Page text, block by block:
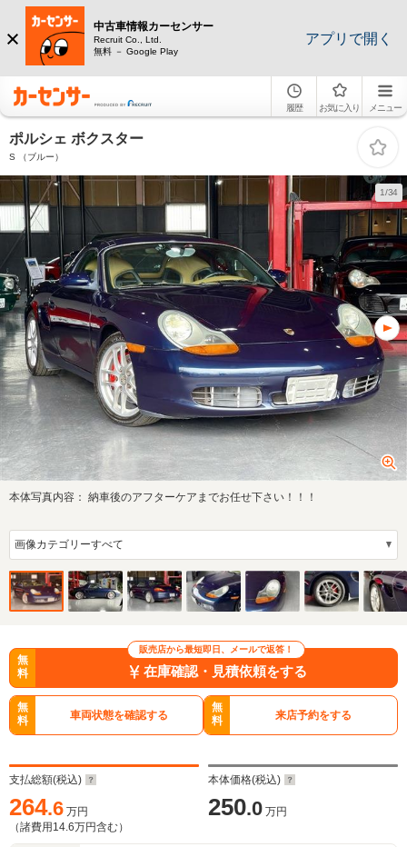
中古車情報カーセンサー
Recruit Co., Ltd.
無料 － Google Play
アプリで開く
履歴 お気に入り メニュー
ポルシェ ボクスター
S （ブルー）
1/34
本体写真内容： 納車後のアフターケアまでお任せ下さい！！！
販売店から最短即日、メールで返答！
無
料
在庫確認・見積依頼をする
無
料
車両状態を確認する
無
料
来店予約をする
支払総額(税込)
264.6 万円
（諸費用 14.6万円含む）
本体価格(税込)
250.0 万円